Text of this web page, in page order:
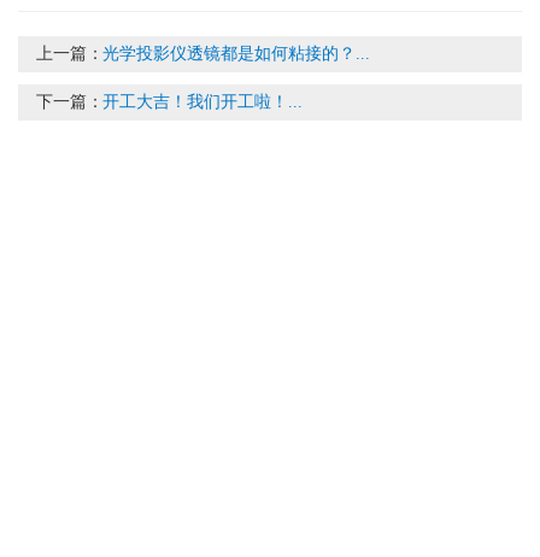
上一篇：光学投影仪透镜都是如何粘接的？...
下一篇：开工大吉！我们开工啦！...